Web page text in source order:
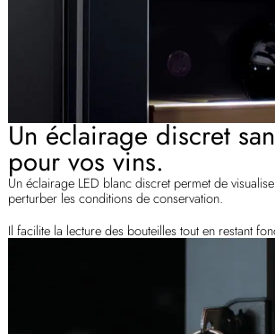
Un éclairage discret
pour vos vins.
Un éclairage LED blanc discret permet de
perturber les conditions de conservation.
Il facilite la lecture des bouteilles tout en restant